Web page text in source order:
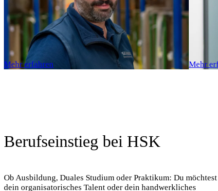
Mehr erfahren Mehr
Berufseinstieg bei HSK
Ob Ausbildung, Duales Studium oder Praktikum: Du möchtest
dein organisatorisches Talent oder dein handwerkliches